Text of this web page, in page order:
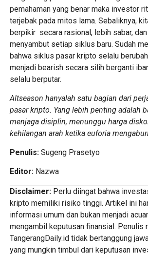
pemahaman yang benar maka investor
terjebak pada mitos lama. Sebaliknya,
berpikir secara rasional, lebih sabar,
menyambut setiap siklus baru. Sudah
bahwa siklus pasar kripto selalu
menjadi bearish secara silih berganti
selalu berputar.
Altseason hanyalah satu bagian dari
pasar kripto. Yang lebih penting adalah
menjaga disiplin, menunggu harga
kehilangan arah ketika euforia
Penulis: Sugeng Prasetyo
Editor: Nazwa
Disclaimer: Perlu diingat bahwa
kripto memiliki risiko tinggi. Artikel ini
informasi umum dan bukan menjadi
mengambil keputusan finansial. Penulis
TangerangDaily.id tidak bertanggung
yang mungkin timbul dari keputusan